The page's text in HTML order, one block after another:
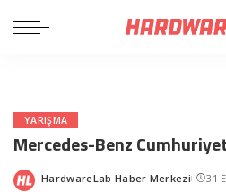
YARIŞMA
Mercedes-Benz
Posted
HardwareLab Haber Merkezi 31